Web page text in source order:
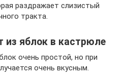
раздражает слизистый
тракта.
из яблок в кастрюле
очень простой, но при
очень вкусным.